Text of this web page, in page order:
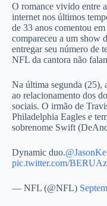
O romance vivido entre
internet nos últimos
de 33 anos comentou em
compareceu a um show
entregar seu número de
NFL da cantora não
Na última segunda (25),
ao relacionamento dos
sociais. O irmão de
Philadelphia Eagles e
sobrenome Swift
Dynamic duo.
pic.twitter.com/
— NFL (@NFL)